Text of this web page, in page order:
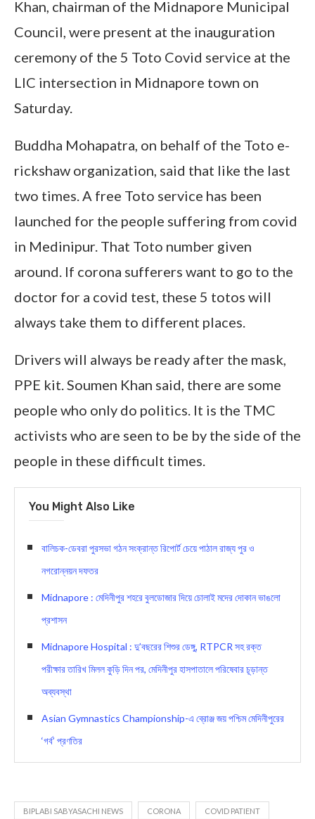
Khan, chairman of the Midnapore Municipal
Council, were present at the inauguration
ceremony of the 5 Toto Covid service at the
LIC intersection in Midnapore town on
Saturday.
Buddha Mohapatra, on behalf of the Toto e-
rickshaw organization, said that like the last
two times. A free Toto service has been
launched for the people suffering from covid
in Medinipur. That Toto number given
around. If corona sufferers want to go to the
doctor for a covid test, these 5 totos will
always take them to different places.
Drivers will always be ready after the mask,
PPE kit. Soumen Khan said, there are some
people who only do politics. It is the TMC
activists who are seen to be by the side of the
people in these difficult times.
You Might Also Like
বালিচক-ডেবরা পুরসভা গঠন সংক্রান্ত রিপোর্ট চেয়ে পাঠাল রাজ্য পুর ও
নগরোন্নয়ন দফতর
Midnapore : মেদিনীপুর শহরে বুলডোজার দিয়ে চোলাই মদের দোকান ভাঙলো
প্রশাসন
Midnapore Hospital : দু’বছরের শিশুর ডেঙ্গু, RTPCR সহ রক্ত
পরীক্ষার তারিখ মিলল কুড়ি দিন পর, মেদিনীপুর হাসপাতালে পরিষেবার চূড়ান্ত
অব্যবস্থা
Asian Gymnastics Championship-এ ব্রোঞ্জ জয় পশ্চিম মেদিনীপুরের
‘গর্ব’ প্রণতির
BIPLABI SABYASACHI NEWS CORONA COVID PATIENT